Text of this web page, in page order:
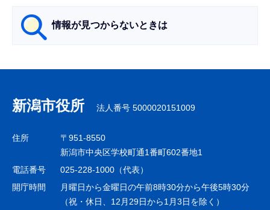
情報が見つからないときは
ナ
ビ
ゲ
シ
ョ
新潟市役所 法人番号 5000020151009
住所
〒951-8550
新潟市中央区学校町通1番町602番地1
電話番号
025-228-1000（代表）
開庁時間
月曜日から金曜日の午前8時30分から午後5時30分
（祝・休日、12月29日から1月3日を除く）